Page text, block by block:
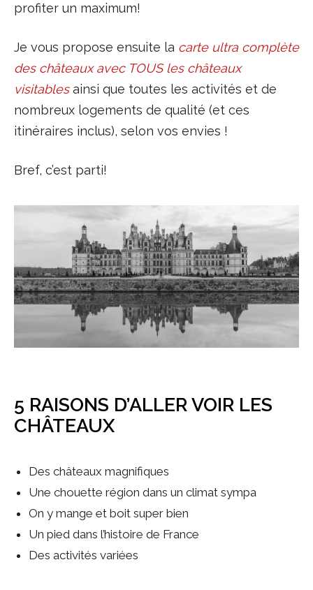
profiter un maximum!
Je vous propose ensuite la carte ultra complète
des châteaux avec TOUS les châteaux
visitablesainsi que toutes les activités et de
nombreux logements de qualité (et ces
itinéraires inclus), selon vos envies !
Bref, c’est parti!
5 RAISONS D’ALLER VOIR LES
CHÂTEAUX
Des châteaux magnifiques
Une chouette région dans un climat sympa
On y mange et boit super bien
Un pied dans l’histoire de France
Des activités variées